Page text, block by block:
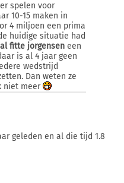
spelen voor
10-15 maken in
4 miljoen een prima
huidige situatie had
fitte jorgensen een
is al 4 jaar geen
wedstrijd
Dan weten ze
niet meer
geleden en al die tijd 1.8